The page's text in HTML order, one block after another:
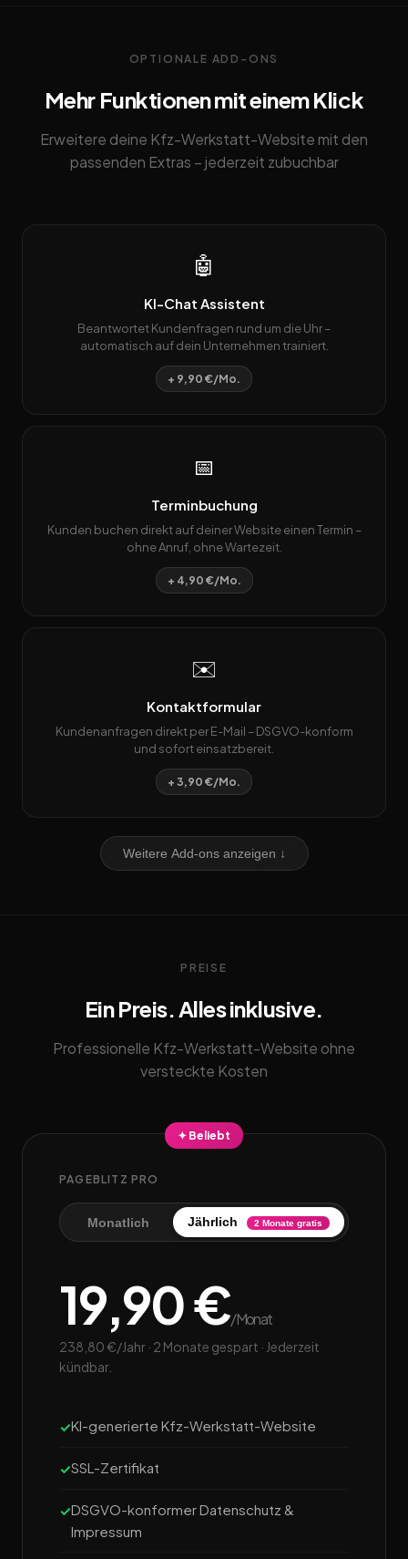
OPTIONALE ADD-ONS
Mehr Funktionen mit einem Klick
Erweitere deine Kfz-Werkstatt-Website mit den
passenden Extras – jederzeit zubuchbar
🤖
KI-Chat Assistent
Beantwortet Kundenfragen rund um die Uhr –
automatisch auf dein Unternehmen trainiert.
+ 9,90 €/Mo.
📅
Terminbuchung
Kunden buchen direkt auf deiner Website einen Termin –
ohne Anruf, ohne Wartezeit.
+ 4,90 €/Mo.
✉️
Kontaktformular
Kundenanfragen direkt per E-Mail – DSGVO-konform
und sofort einsatzbereit.
+ 3,90 €/Mo.
Weitere Add-ons anzeigen ↓
PREISE
Ein Preis. Alles inklusive.
Professionelle Kfz-Werkstatt-Website ohne
versteckte Kosten
✦ Beliebt
PAGEBLITZ PRO
Monatlich Jährlich 2 Monate gratis
19,90 €/Monat
238,80 €/Jahr · 2 Monate gespart · Jederzeit
kündbar.
KI-generierte Kfz-Werkstatt-Website
SSL-Zertifikat
DSGVO-konformer Datenschutz &
Impressum